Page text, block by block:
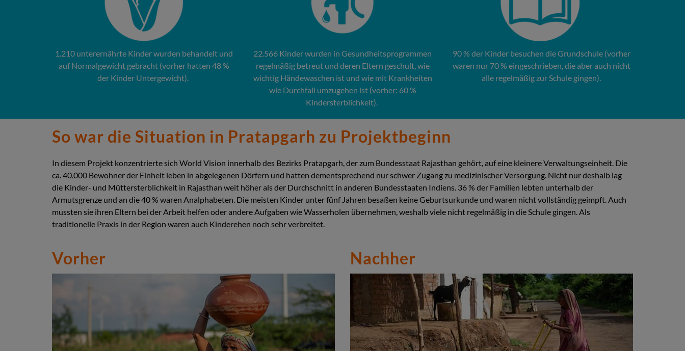
1.210 unterernährte Kinder wurden behandelt und
auf Normalgewicht gebracht (vorher hatten 48 %
der Kinder Untergewicht).
22.566 Kinder wurden in Gesundheitsprogrammen
regelmäßig betreut und deren Eltern geschult, wie
wichtig Händewaschen ist und wie mit Krankheiten
wie Durchfall umzugehen ist (vorher: 60 %
Kindersterblichkeit).
90 % der Kinder besuchen die Grundschule (vorher
waren nur 70 % eingeschrieben, die aber auch nicht
alle regelmäßig zur Schule gingen).
So war die Situation in Pratapgarh zu Projektbeginn
In diesem Projekt konzentrierte sich World Vision innerhalb des Bezirks Pratapgarh, der zum Bundesstaat Rajasthan gehört, auf eine kleinere Verwaltungseinheit. Die
ca. 40.000 Bewohner der Einheit leben in abgelegenen Dörfern und hatten dementsprechend nur schwer Zugang zu medizinischer Versorgung. Nicht nur deshalb lag
die Kinder- und Müttersterblichkeit in Rajasthan weit höher als der Durchschnitt in anderen Bundesstaaten Indiens. 36 % der Familien lebten unterhalb der
Armutsgrenze und an die 40 % waren Analphabeten. Die meisten Kinder unter fünf Jahren besaßen keine Geburtsurkunde und waren nicht vollständig geimpft. Auch
mussten sie ihren Eltern bei der Arbeit helfen oder andere Aufgaben wie Wasserholen übernehmen, weshalb viele nicht regelmäßig in die Schule gingen. Als
traditionelle Praxis in der Region waren auch Kinderehen noch sehr verbreitet.
Vorher Nachher